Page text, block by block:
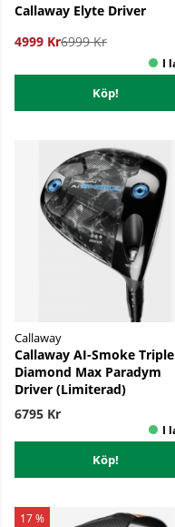
Callaway Elyte Driver
4999 Kr6999 Kr
Köp!
Callaway
Callaway AI-Smoke Triple
Diamond Max Paradym
Driver (Limiterad)
6795 Kr
Köp!
17 %